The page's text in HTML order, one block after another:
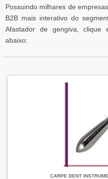
Possuindo milhares de
B2B mais interativo do
Afastador de gengiva, clique
abaixo:
CARPE DENT